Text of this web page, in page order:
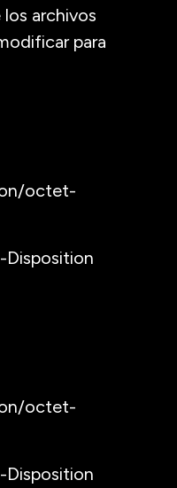
archivos
para
octet-
octet-